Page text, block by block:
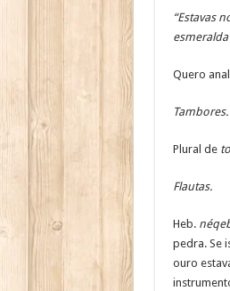
“Estavas
Quero
Tambores.
Plural de
Flautas.
Heb.
pedra. Se
ouro